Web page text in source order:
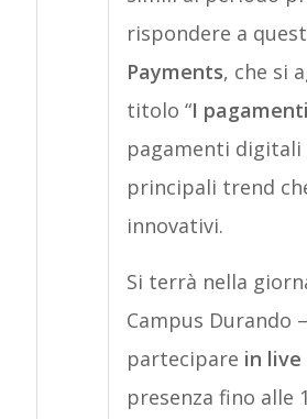
rispondere a
Payments, che si
titolo “I
pagamenti
principali trend
innovativi.
Si terrà nella
Campus Durando
partecipare in
presenza fino alle